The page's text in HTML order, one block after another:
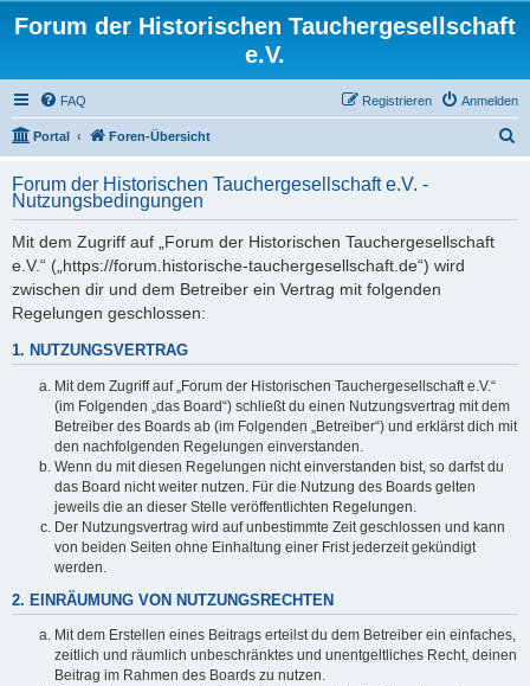
Forum der Historischen Tauchergesellschaft
e.V.
FAQ Anmelden
Registrieren
Portal Foren-Übersicht
h
Forum der Historischen Tauchergesellschaft e.V. -
Nutzungsbedingungen
Mit dem Zugriff auf „Forum der Historischen Tauchergesellschaft
e.V.“ („https://forum.historische-tauchergesellschaft.de“) wird
zwischen dir und dem Betreiber ein Vertrag mit folgenden
Regelungen geschlossen:
1. NUTZUNGSVERTRAG
Mit dem Zugriff auf „Forum der Historischen Tauchergesellschaft e.V.“
(im Folgenden „das Board“) schließt du einen Nutzungsvertrag mit dem
Betreiber des Boards ab (im Folgenden „Betreiber“) und erklärst dich mit
den nachfolgenden Regelungen einverstanden.
Wenn du mit diesen Regelungen nicht einverstanden bist, so darfst du
das Board nicht weiter nutzen. Für die Nutzung des Boards gelten
jeweils die an dieser Stelle veröffentlichten Regelungen.
Der Nutzungsvertrag wird auf unbestimmte Zeit geschlossen und kann
von beiden Seiten ohne Einhaltung einer Frist jederzeit gekündigt
werden.
2. EINRÄUMUNG VON NUTZUNGSRECHTEN
Mit dem Erstellen eines Beitrags erteilst du dem Betreiber ein einfaches,
zeitlich und räumlich unbeschränktes und unentgeltliches Recht, deinen
Beitrag im Rahmen des Boards zu nutzen.